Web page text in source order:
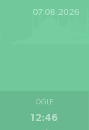
07.08.2026
ÖĞLE
12:46